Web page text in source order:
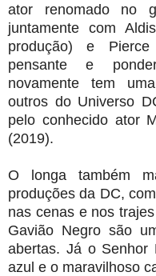
ator renomado no
juntamente com
produção) e
pensante e
novamente tem
outros do Universo
pelo conhecido ator
(2019).
O longa também
produções da DC,
nas cenas e nos
Gavião Negro são
abertas. Já o Senhor
azul e o maravilhoso